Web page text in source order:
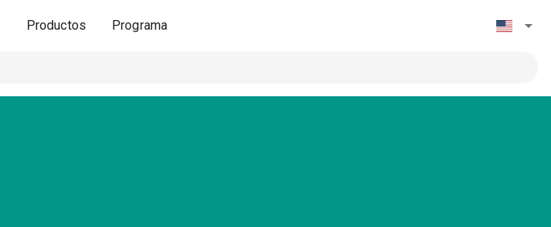
Productos Programa